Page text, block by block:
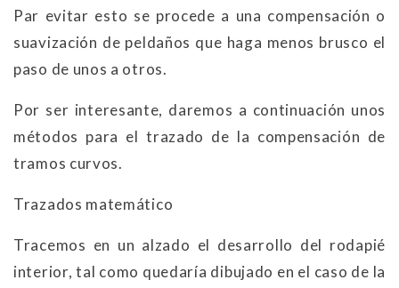
Par evitar esto se procede a una compensación o
suavización de peldaños que haga menos brusco el
paso de unos a otros.
Por ser interesante, daremos a continuación unos
métodos para el trazado de la compensación de
tramos curvos.
Trazados matemático
Tracemos en un alzado el desarrollo del rodapié
interior, tal como quedaría dibujado en el caso de la